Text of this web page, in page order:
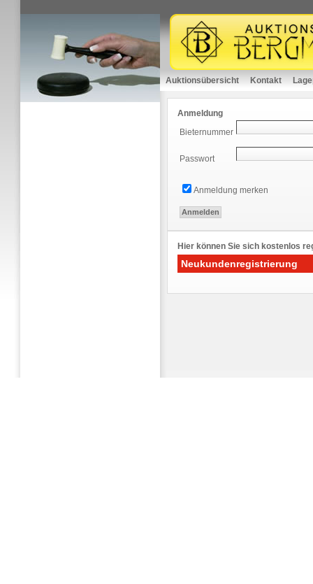
Auktionsübersicht Kontakt
Anmeldung
Bieternummer
Passwort
Anmeldung merken
Hier können Sie sich kostenlos
Neukundenregistrierung